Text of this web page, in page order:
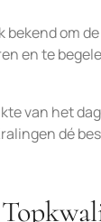
om
en te
van het
dé